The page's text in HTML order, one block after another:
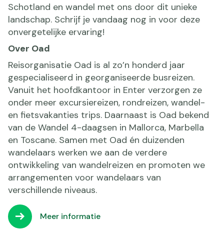
Schotland en wandel met ons door dit unieke
landschap. Schrijf je vandaag nog in voor deze
onvergetelijke ervaring!
Over Oad
Reisorganisatie Oad is al zo’n honderd jaar
gespecialiseerd in georganiseerde busreizen.
Vanuit het hoofdkantoor in Enter verzorgen ze
onder meer excursiereizen, rondreizen, wandel-
en fietsvakanties trips. Daarnaast is Oad bekend
van de Wandel 4-daagsen in Mallorca, Marbella
en Toscane. Samen met Oad én duizenden
wandelaars werken we aan de verdere
ontwikkeling van wandelreizen en promoten we
arrangementen voor wandelaars van
verschillende niveaus.
Meer informatie